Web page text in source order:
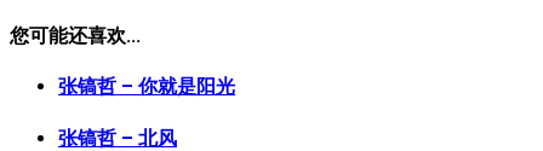
您可能还喜欢...
张镐哲 – 你就是阳光
张镐哲 – 北风